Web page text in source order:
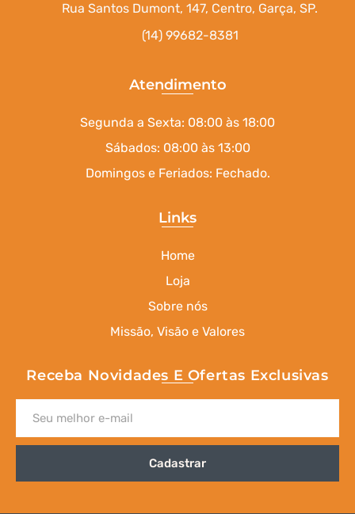
Rua Santos Dumont, 147, Centro, Garça, SP.
(14) 99682-8381
Atendimento
Segunda a Sexta: 08:00 às 18:00
Sábados: 08:00 às 13:00
Domingos e Feriados: Fechado.
Links
Home
Loja
Sobre nós
Missão, Visão e Valores
Receba Novidades E Ofertas Exclusivas
Cadastrar